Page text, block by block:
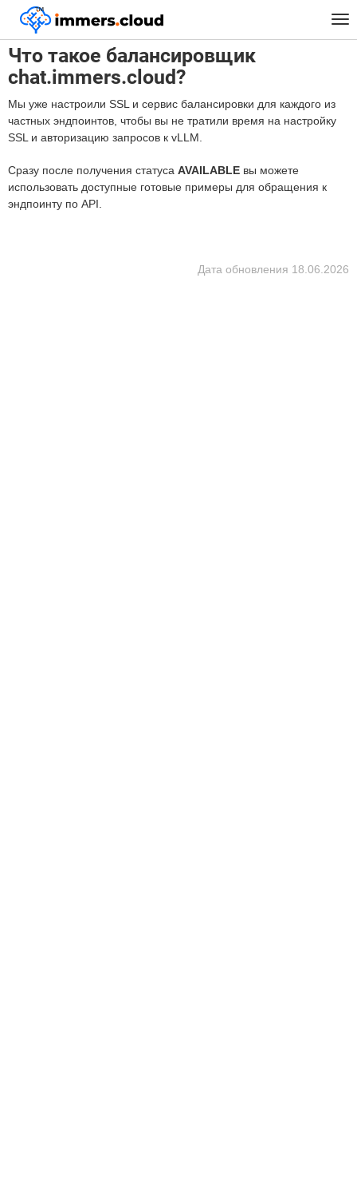
™
Главная FAQ Что такое балансировщик chat.immers.cloud?
Что такое балансировщик
chat.immers.cloud?
Мы уже настроили SSL и сервис балансировки для каждого из
частных эндпоинтов, чтобы вы не тратили время на настройку
SSL и авторизацию запросов к vLLM.
Сразу после получения статуса AVAILABLE вы можете
использовать доступные готовые примеры для обращения к
эндпоинту по API.
Дата обновления 18.06.2026